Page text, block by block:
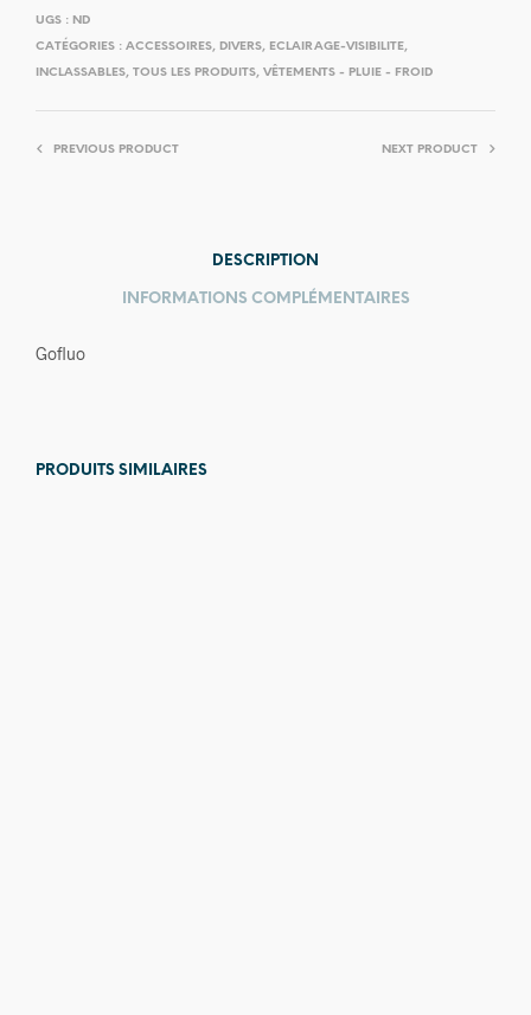
UGS : ND
CATÉGORIES : ACCESSOIRES, DIVERS, ECLAIRAGE-VISIBILITE,
INCLASSABLES, TOUS LES PRODUITS, VÊTEMENTS - PLUIE - FROID
PREVIOUS PRODUCT NEXT PRODUCT
DESCRIPTION
INFORMATIONS COMPLÉMENTAIRES
Gofluo
PRODUITS SIMILAIRES